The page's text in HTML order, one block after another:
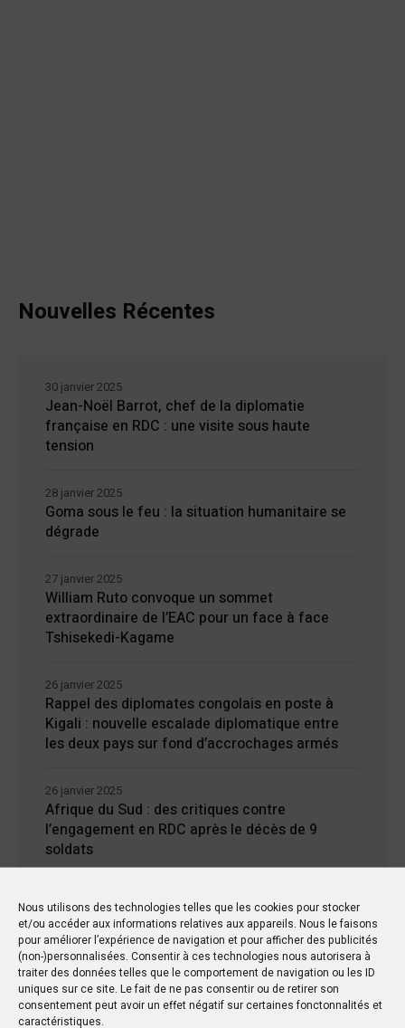
Nous utilisons des technologies telles que les cookies pour stocker
et/ou accéder aux informations relatives aux appareils. Nous le faisons
pour améliorer l’expérience de navigation et pour afficher des publicités
(non-)personnalisées. Consentir à ces technologies nous autorisera à
traiter des données telles que le comportement de navigation ou les ID
uniques sur ce site. Le fait de ne pas consentir ou de retirer son
consentement peut avoir un effet négatif sur certaines fonctonnalités et
caractéristiques.
Nouvelles Récentes
Jean-Noël Barrot, chef de la diplomatie
française en RDC : une visite sous haute
tension
30 janvier 2025
Goma sous le feu : la situation humanitaire se
dégrade
28 janvier 2025
William Ruto convoque un sommet
extraordinaire de l’EAC pour un face à face
Tshisekedi-Kagame
27 janvier 2025
Rappel des diplomates congolais en poste à
Kigali : nouvelle escalade diplomatique entre
les deux pays sur fond d’accrochages armés
26 janvier 2025
Afrique du Sud : des critiques contre
l’engagement en RDC après le décès de 9
soldats
26 janvier 2025
Kisangani : Une ville riche en eaux mais en
manque d’électricité